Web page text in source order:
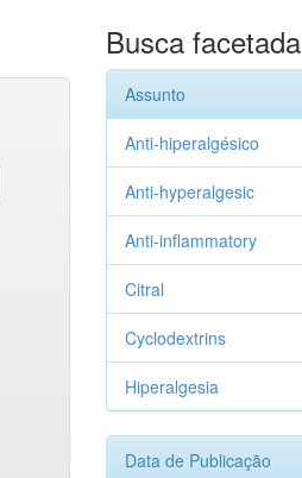
Busca facetada
Assunto
Anti-hiperalgésico
Anti-hyperalgesic
Anti-inflammatory
Citral
Cyclodextrins
Hiperalgesia
Data de Publicação